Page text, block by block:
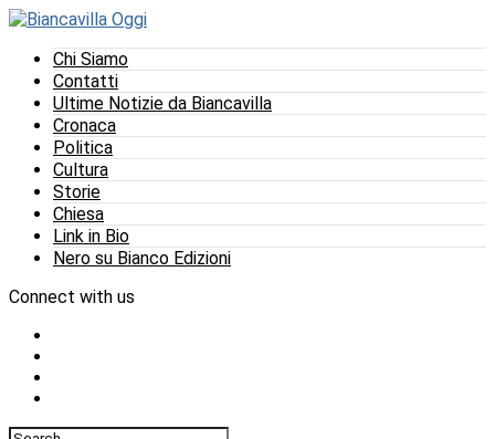
Chi Siamo
Contatti
Ultime Notizie da Biancavilla
Cronaca
Politica
Cultura
Storie
Chiesa
Link in Bio
Nero su Bianco Edizioni
Connect with us